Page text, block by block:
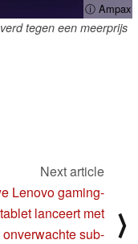
ⓘ Ampax
tegen een meerprijs
Next article
Lenovo gaming-
tablet lanceert met
onverwachte sub-
⟩